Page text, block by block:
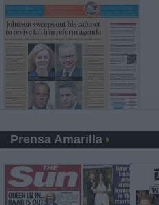
Prensa Amarilla